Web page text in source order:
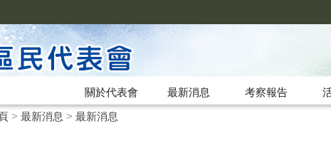
關於代表會 最新消息 考察報告
> 最新消息 > 最新消息